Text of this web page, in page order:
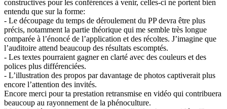
constructives pour les conférences à venir, celles-ci ne portent bien
entendu que sur la forme:
- Le découpage du temps de déroulement du PP devra être plus
précis, notamment la partie théorique qui me semble très longue
comparée à l’énoncé de l’application et des récoltes. J’imagine que
l’auditoire attend beaucoup des résultats escomptés.
- Les textes pourraient gagner en clarté avec des couleurs et des
polices plus différenciées.
- L’illustration des propos par davantage de photos captiverait plus
encore l’attention des invités.
Encore merci pour ta prestation retransmise en vidéo qui contribuera
beaucoup au rayonnement de la phénoculture.